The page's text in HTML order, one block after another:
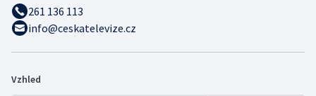
261 136 113
info@ceskatelevize.cz
Vzhled